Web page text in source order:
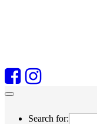
Search for: